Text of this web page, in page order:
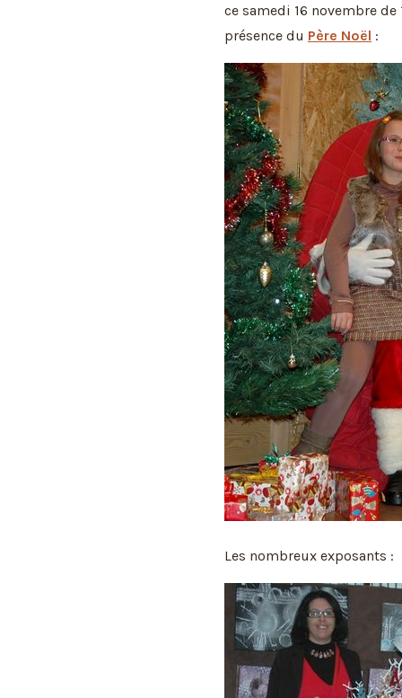
ce samedi 16 novembre de
présence du Père Noël :
Les nombreux exposants :